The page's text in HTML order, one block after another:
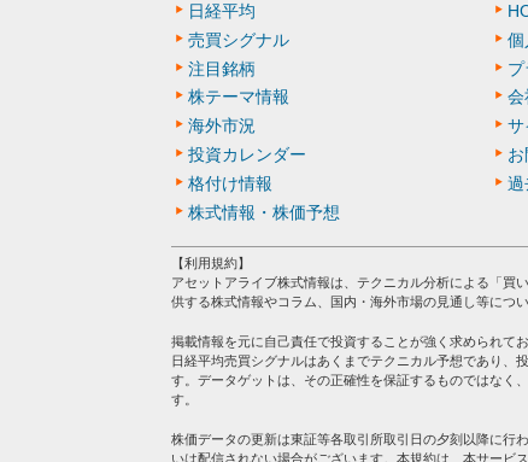
日経平均
売買シグナル
注目銘柄
株テーマ情報
海外市況
投資カレンダー
格付け情報
株式情報・株価予想
個
会
サ
過
【利用規約】
アセットアライブ株式情報は、テクニカル分析による「買
供する株式情報やコラム、国内・海外市場の見通し等につ
掲載情報を元に自己責任で投資することが強く求められて
日経平均売買シグナルはあくまでテクニカル予想であり、
す。データゲットは、その正確性を保証するものではなく
す。
株価データの更新は東証等各取引所取引日の夕刻以降に行
いは配信されない場合がございます。本規約は、本サービ